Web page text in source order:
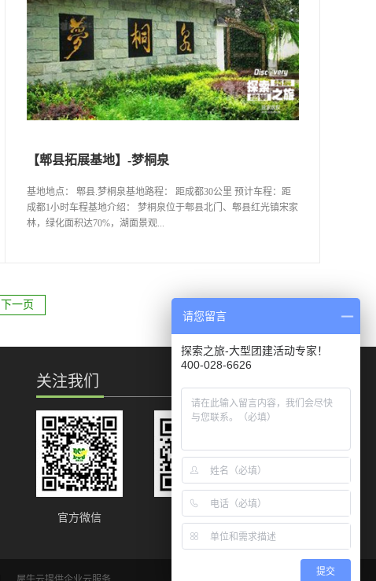
分罕见。其间常有大熊猫、牛羚、金丝猴、弥猴、云豹、山鸡等
珍稀动物出没。
【郫县拓展基地】-梦桐泉
基地地点： 郫县.梦桐泉基地路程： 距成都30公里 预计车程：距
成都1小时车程基地介绍： 梦桐泉位于郫县北门、郫县红光镇宋家
林，绿化面积达70%，湖面景观...
部配套设施齐全，是集餐饮`住宿`会议`运动`健身`园艺欣赏`品茗`
娱乐于一体的生态休闲俱乐部。 探索之旅梦桐泉基地，是成都
近郊一处不可多得的拓展基地，开阔的场地，优美的环境，便利
的交通，造就了它得天独厚的优势。
下一页
关注我们
官方微信 官方微博
请您留言
探索之旅-大型团建活动专家！
400-028-6626
提交